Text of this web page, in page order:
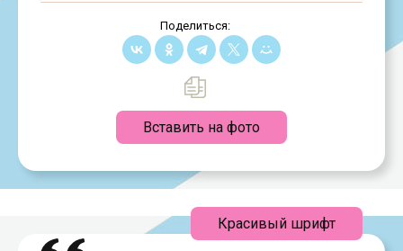
Поделиться:
Вставить на фото
Красивый шрифт